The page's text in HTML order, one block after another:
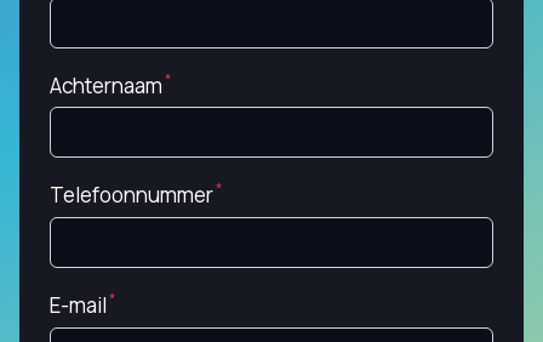
Achternaam
Telefoonnummer
E-mail